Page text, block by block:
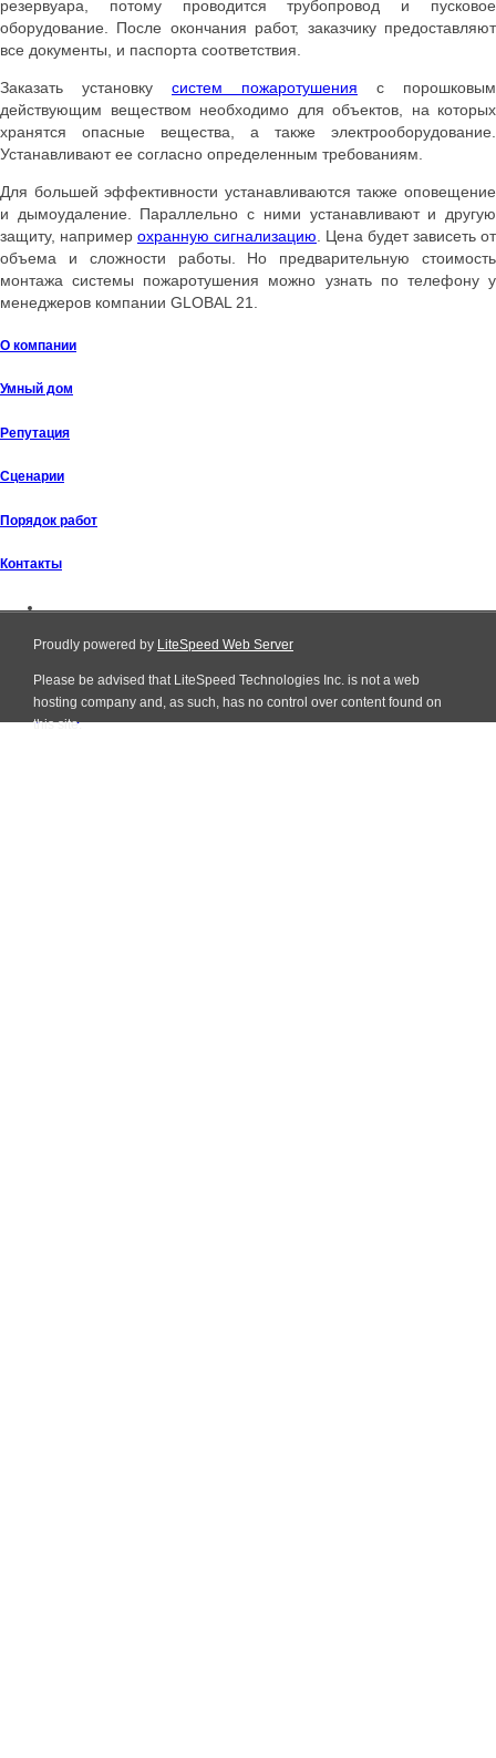
резервуара, потому проводится трубопровод и пусковое
оборудование. После окончания работ, заказчику предоставляют
все документы, и паспорта соответствия.
Заказать установку систем пожаротушения с порошковым
действующим веществом необходимо для объектов, на которых
хранятся опасные вещества, а также электрооборудование.
Устанавливают ее согласно определенным требованиям.
Для большей эффективности устанавливаются также оповещение
и дымоудаление. Параллельно с ними устанавливают и другую
защиту, например охранную сигнализацию . Цена будет зависеть от
объема и сложности работы. Но предварительную стоимость
монтажа системы пожаротушения можно узнать по телефону у
менеджеров компании GLOBAL 21.
О компании
Умный дом
Репутация
Сценарии
Порядок работ
Контакты
Все права защищены © 2011 - 2026
+7 (495) 411-32-49
Proudly powered by LiteSpeed Web Server
Please be advised that LiteSpeed Technologies Inc. is not a web
hosting company and, as such, has no control over content found on
this site.